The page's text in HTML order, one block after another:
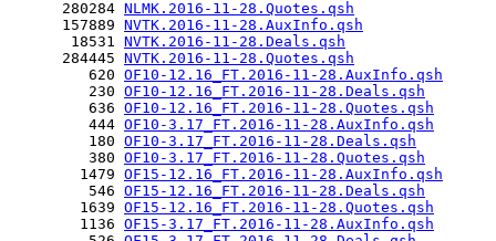
      280284
NLMK.2016-11-28.Quotes.qsh
      157889
NVTK.2016-11-28.AuxInfo.qsh
       18531
NVTK.2016-11-28.Deals.qsh
      284445
NVTK.2016-11-28.Quotes.qsh
         620
OF10-12.16_FT.2016-11-28.AuxInfo.qsh
         230
OF10-12.16_FT.2016-11-28.Deals.qsh
         636
OF10-12.16_FT.2016-11-28.Quotes.qsh
         444
OF10-3.17_FT.2016-11-28.AuxInfo.qsh
         180
OF10-3.17_FT.2016-11-28.Deals.qsh
         380
OF10-3.17_FT.2016-11-28.Quotes.qsh
        1479
OF15-12.16_FT.2016-11-28.AuxInfo.qsh
         546
OF15-12.16_FT.2016-11-28.Deals.qsh
        1639
OF15-12.16_FT.2016-11-28.Quotes.qsh
        1136
OF15-3.17_FT.2016-11-28.AuxInfo.qsh